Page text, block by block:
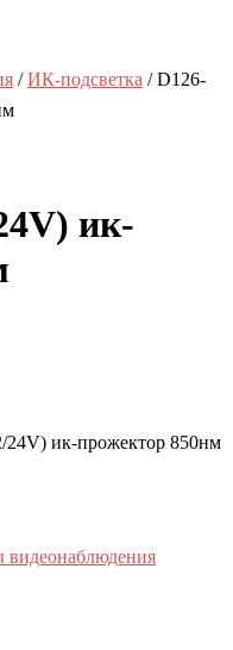
/ИК-подсветка / D126-
ик-
24V) ик-прожектор 850нм
видеонаблюдения